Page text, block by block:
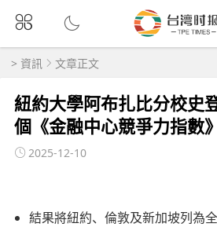
> 資訊 文章正文
紐約大學阿布扎比分校史
個《金融中心競爭力指數》
2025-12-10
結果將紐約、倫敦及新加坡列為